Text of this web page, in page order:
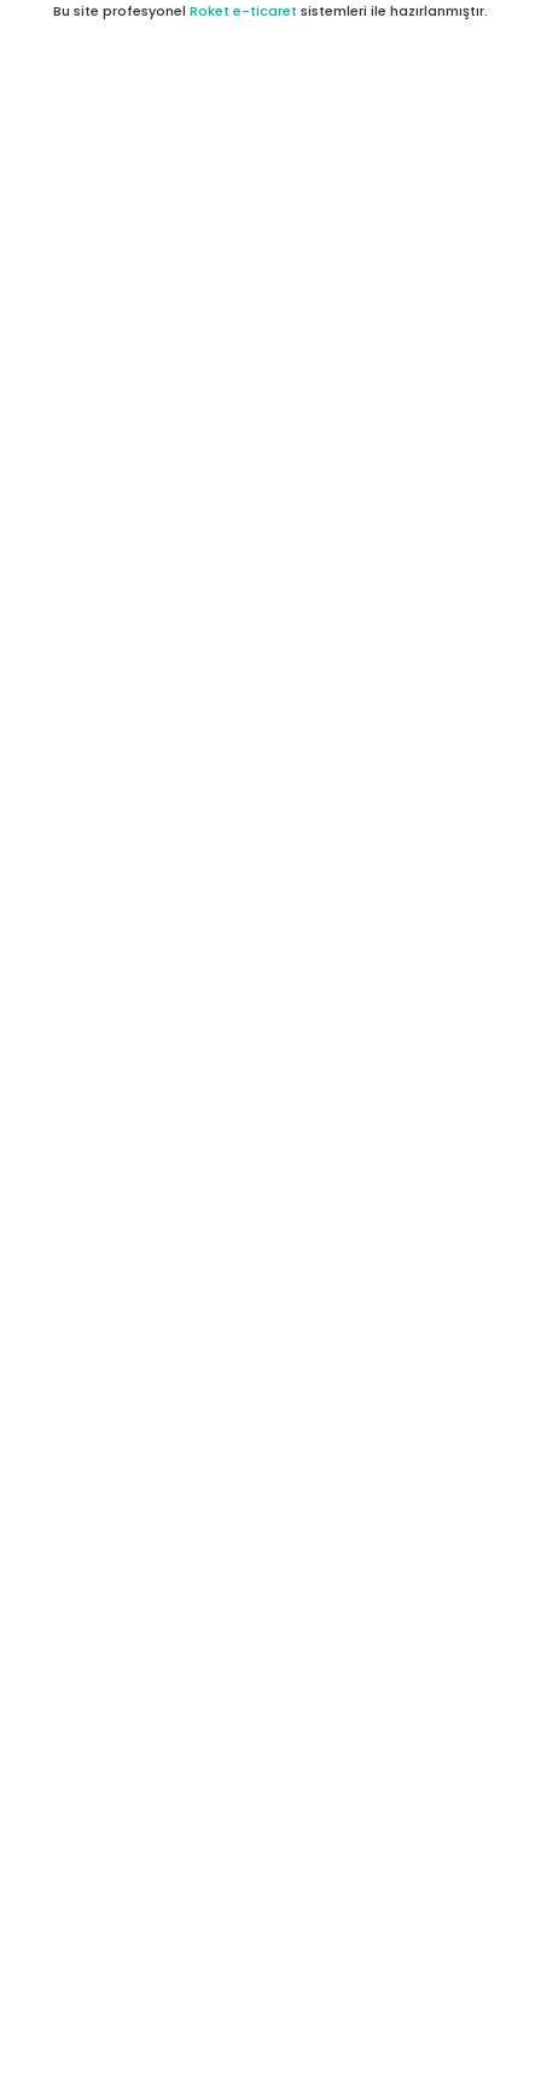
Bu site profesyonel Roket e-ticaret sistemleri ile hazırlanmıştır.